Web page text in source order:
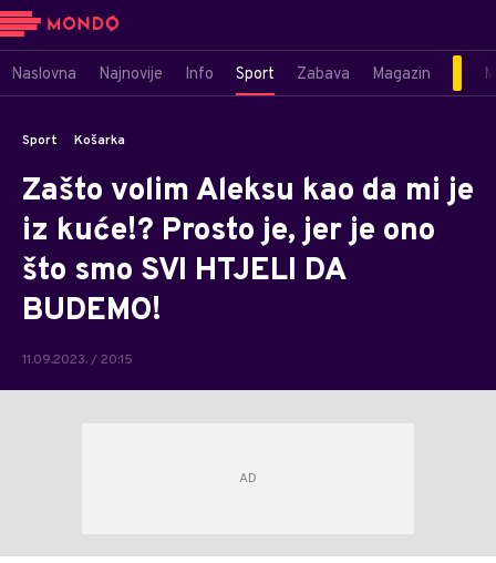
Naslovna Najnovije Info Sport Zabava Magazin
Sport Košarka
Zašto volim Aleksu kao da mi je
iz kuće!? Prosto je, jer je ono
što smo SVI HTJELI DA
BUDEMO!
11.09.2023. / 20:15